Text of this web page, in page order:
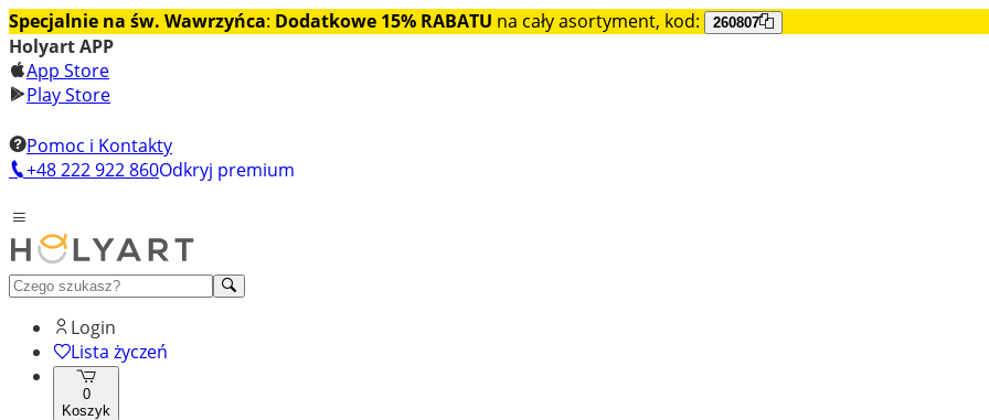
Specjalnie na św. Wawrzyńca: Dodatkowe 15% RABATU na cały asortyment, kod: 260807
Holyart APP
App Store
Play Store
Pomoc i Kontakty
+48 222 922 860Odkryj premium
Login
Lista życzeń
0
Koszyk